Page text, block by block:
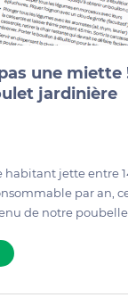
une miette
jardinière
habitant jette entre
par an,
de notre